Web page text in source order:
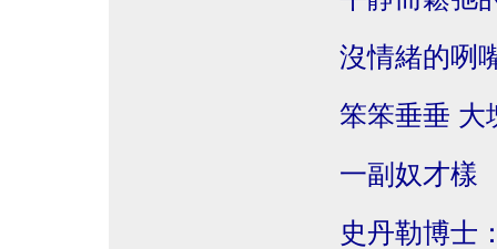
沒情緒的咧
笨笨垂垂 大
一副奴才樣
史丹勒博士